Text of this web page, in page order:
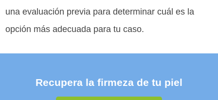
una evaluación previa para determinar cuál es la
opción más adecuada para tu caso.
Recupera la firmeza de tu piel